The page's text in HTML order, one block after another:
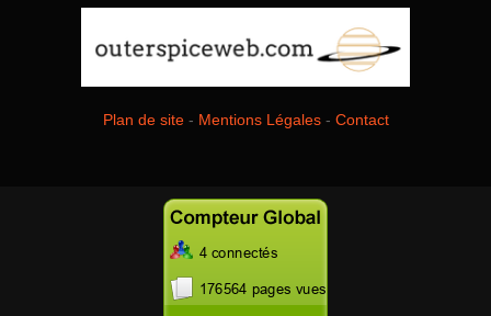
Plan de site- Mentions Légales- Contact